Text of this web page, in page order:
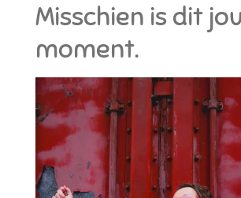
Misschien is dit
moment.